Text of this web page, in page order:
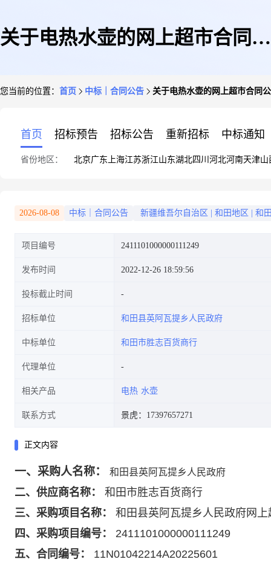
关于电热水壶的网上超市合同公
您当前的位置： 首页 中标｜合同公告 关于电热水壶的网上超市合同
首页 招标预告 招标公告 重新招标 中标通知
省份地区： 北京广东 上海江苏浙江山东湖北四川 河北河南天津山
2026-08-08 中标｜合同公告 新疆维吾尔自治区 和田地区 和
项目编号 2411101000000111249
发布时间 2022-12-26 18:59:56
投标截止时间
招标单位 和田县英阿瓦提乡人民政府
中标单位 和田市胜志百货商行
代理单位
相关产品 电热 水壶
联系方式 景虎：17397657271
正文内容
一、 采购人名称： 和田县英阿瓦提乡人民政府
二、 供应商名称：
和田市胜志百货商行
三、 采购项目名称：
和田县英阿瓦提乡人民政府网上
四、 采购项目编号：
2411101000000111249
五、 合同编号：
11N01042214A20225601